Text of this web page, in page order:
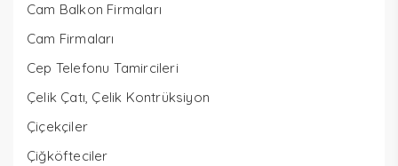
Cam Balkon Firmaları
Cam Firmaları
Cep Telefonu Tamircileri
Çelik Çatı, Çelik Kontrüksiyon
Çiçekçiler
Çiğköfteciler